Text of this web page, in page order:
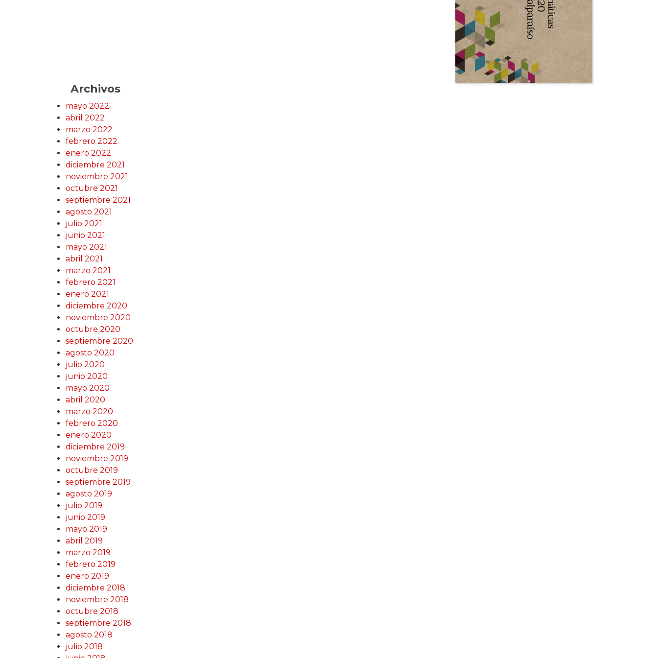
Archivos
mayo 2022
abril 2022
marzo 2022
febrero 2022
enero 2022
diciembre 2021
noviembre 2021
octubre 2021
septiembre 2021
agosto 2021
julio 2021
junio 2021
mayo 2021
abril 2021
marzo 2021
febrero 2021
enero 2021
diciembre 2020
noviembre 2020
octubre 2020
septiembre 2020
agosto 2020
julio 2020
junio 2020
mayo 2020
abril 2020
marzo 2020
febrero 2020
enero 2020
diciembre 2019
noviembre 2019
octubre 2019
septiembre 2019
agosto 2019
julio 2019
junio 2019
mayo 2019
abril 2019
marzo 2019
febrero 2019
enero 2019
diciembre 2018
noviembre 2018
octubre 2018
septiembre 2018
agosto 2018
julio 2018